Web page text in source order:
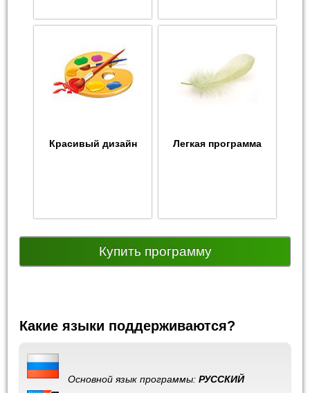
Красивый дизайн Легкая программа
Купить программу
Какие языки поддерживаются?
Основной язык программы:РУССКИЙ